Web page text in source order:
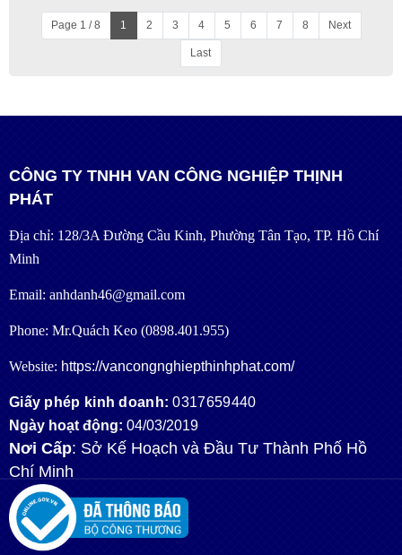
Page 1 / 8 1 2 3 4 5 6 7 8 Next
Last
CÔNG TY TNHH VAN CÔNG NGHIỆP THỊNH
PHÁT
Địa chỉ: 128/3A Đường Cầu Kinh, Phường Tân Tạo, TP. Hồ Chí
Minh
Email: anhdanh46@gmail.com
Phone: Mr.Quách Keo (0898.401.955)
Website: https://vancongnghiepthinhphat.com/
Giấy phép kinh doanh: 0317659440
Ngày hoạt động: 04/03/2019
Nơi Cấp: Sở Kế Hoạch và Đầu Tư Thành Phố Hồ
Chí Minh